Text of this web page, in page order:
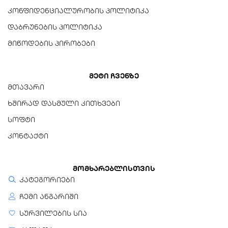
ოპერაციული სისტემები
Windows 10/8.1/8, Mac OS
შენახვის ტემპერატურა
კონფიდენციალურობის პოლიტიკა
დაბრუნების პოლიტიკა
მიწოდების პირობები
მეტი ჩვენზე
მთავარი
ხშირად დასმული კითხვები
სოფტი
კონტაქტი
მომხარებლისთვის
კატეგორიები
ჩემი ანგარიში
სურვილების სია